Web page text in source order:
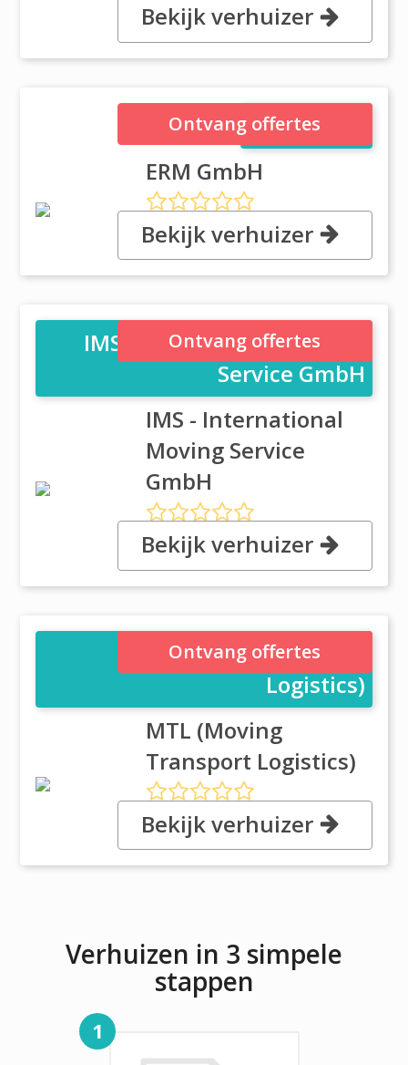
, Krautgartenstrasse 34, 5205
Wiesbaden
Bekijk verhuizer
ERM GmbH
ERM GmbH
, Wiesbaden Parkstr 59 Untere
Albrecht Str 8, 65013 Wiesbaden
Ontvang offertes
Bekijk verhuizer
IMS - International Moving
Service GmbH
IMS - International
Moving Service
GmbH
, Lorenz-Schott-Str.5, 55252
Wiesbaden
Ontvang offertes
Bekijk verhuizer
MTL (Moving Transport
Logistics)
MTL (Moving
Transport Logistics)
, Webergasse 18, 65183
Wiesbaden
Ontvang offertes
Bekijk verhuizer
Verhuizen in 3 simpele
stappen
1